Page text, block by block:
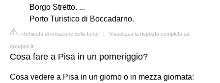
Borgo Stretto. ...
Porto Turistico di Boccadarno.
Richiesta di rimozione della fonte | Visualizza la risposta completa su
groupon.it
Cosa fare a Pisa in un pomeriggio?
Cosa vedere a Pisa in un giorno o in mezza giornata: